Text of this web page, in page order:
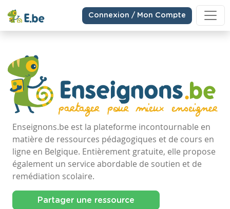
Connexion / Mon Compte
Enseignons.be est la plateforme incontournable en
matière de ressources pédagogiques et de cours en
ligne en Belgique. Entièrement gratuite, elle propose
également un service abordable de soutien et de
remédiation scolaire.
Partager une ressource